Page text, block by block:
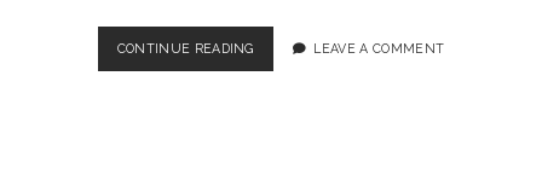
CONTINUE READINGLA
GUERRA
LEAVE A COMMENT